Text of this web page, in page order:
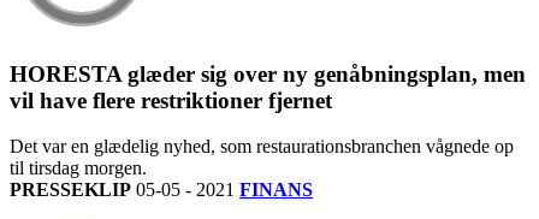
HORESTA glæder sig over ny genåbningsplan, men
vil have flere restriktioner fjernet
Det var en glædelig nyhed, som restaurationsbranchen vågnede op
til tirsdag morgen.
PRESSEKLIP 05-05 - 2021 FINANS